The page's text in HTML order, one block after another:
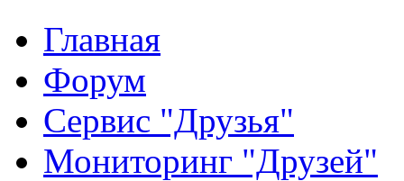
Главная
Форум
Сервис "Друзья"
Мониторинг "Друзей"